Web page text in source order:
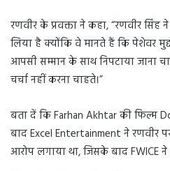
रणवीर के प्रवक्ता ने कहा, “रणवीर
लिया है क्योंकि वे मानते हैं कि पेशेवर
आपसी सम्मान के साथ निपटाया जाना
चर्चा नहीं करना चाहते।”
बता दें कि Farhan Akhtar की फिल्म
बाद Excel Entertainment ने रणवीर
आरोप लगाया था, जिसके बाद FWICE